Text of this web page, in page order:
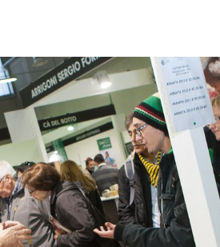
Calendario 2023
Calendario 2022
Calendario 2021
Calendario 2020
Calendario 2019
Calendario 2021
Calendario 2020
Calendario 2019